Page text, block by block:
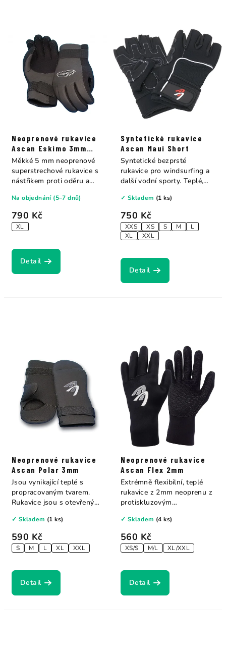
Neoprenové rukavice
Ascan Eskimo 3mm
Ascan
790 Kč
XL
Na objednání (5–7 dnů)
Detail
Měkké 5 mm neoprenové
superstrechové rukavice s
nástřikem proti oděru a
Syntetické rukavice
Ascan Maui Short
750 Kč
XXS XS S M
L
XL
XXL
✓ Skladem (1 ks)
Detail
Syntetické bezprsté
rukavice pro windsurfing a
další vodní sporty. Teplé,
Neoprenové rukavice
Ascan Polar 3mm
590 Kč
S M L XL XXL
✓ Skladem (1 ks)
Detail
Jsou vynikající teplé s
propracovaným tvarem.
Rukavice jsou s otevřenými
Neoprenové rukavice
Ascan Flex 2mm
560 Kč
XS/S M/L XL/XXL
✓ Skladem (4 ks)
Detail
Extrémně flexibilní, teplé
rukavice z 2mm neoprenu z
protiskluzovým